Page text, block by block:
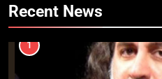
Recent News
1